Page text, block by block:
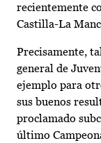
recientemente
Castilla-La
Precisamente,
general de
ejemplo para
sus buenos
proclamado
último